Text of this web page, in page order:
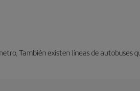
También existen líneas de autobuses